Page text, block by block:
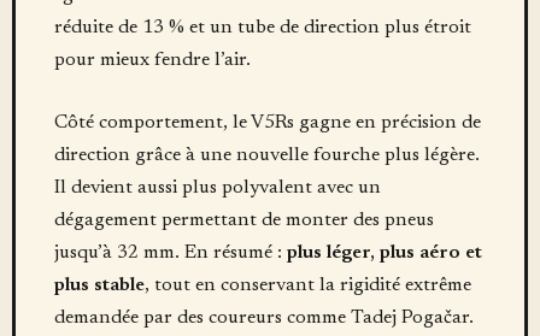
réduite de 13 % et un tube de direction plus étroit
pour mieux fendre l’air.
Côté comportement, le V5Rs gagne en précision de
direction grâce à une nouvelle fourche plus légère.
Il devient aussi plus polyvalent avec un
dégagement permettant de monter des pneus
jusqu’à 32 mm. En résumé : plus léger, plus aéro et
plus stable, tout en conservant la rigidité extrême
demandée par des coureurs comme Tadej Pogačar.